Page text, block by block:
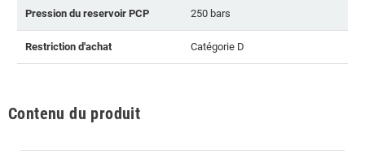
Pression du reservoir PCP 250 bars
Restriction d'achat Catégorie D
Contenu du produit